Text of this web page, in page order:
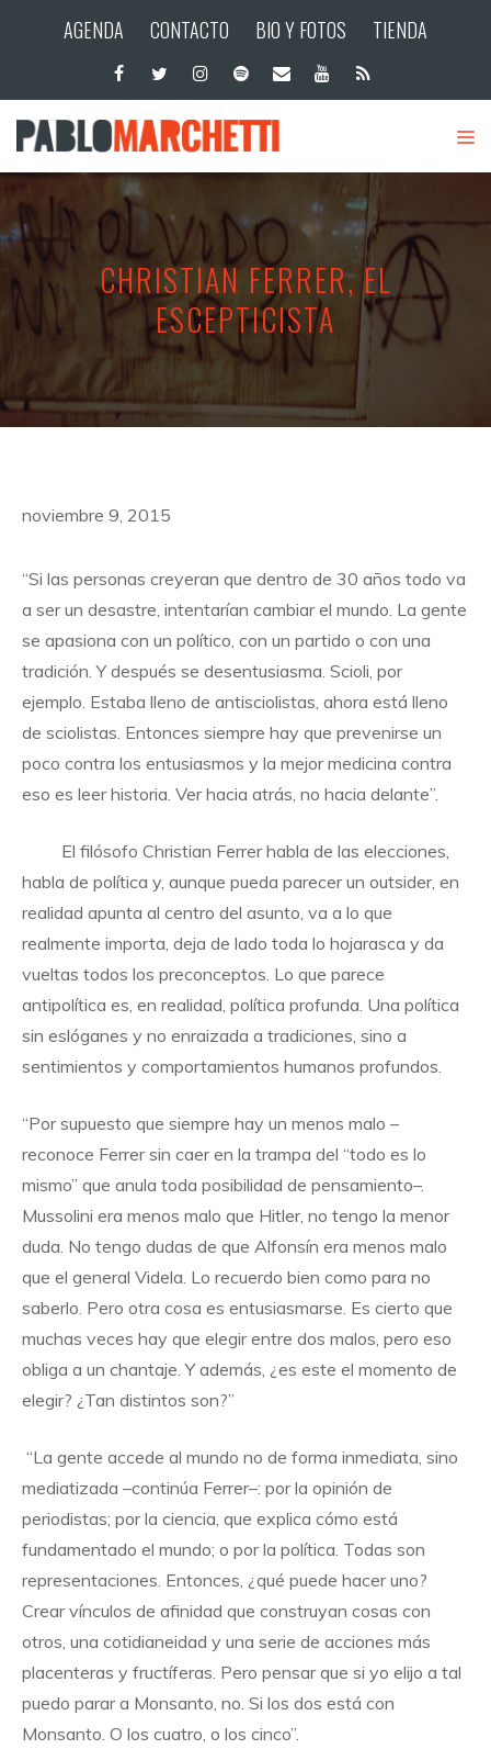
AGENDA CONTACTO BIO Y FOTOS TIENDA
CHRISTIAN FERRER, EL
ESCEPTICISTA
noviembre 9, 2015
“Si las personas creyeran que dentro de 30 años todo va
a ser un desastre, intentarían cambiar el mundo. La gente
se apasiona con un político, con un partido o con una
tradición. Y después se desentusiasma. Scioli, por
ejemplo. Estaba lleno de antisciolistas, ahora está lleno
de sciolistas. Entonces siempre hay que prevenirse un
poco contra los entusiasmos y la mejor medicina contra
eso es leer historia. Ver hacia atrás, no hacia delante”.
El filósofo Christian Ferrer habla de las elecciones,
habla de política y, aunque pueda parecer un outsider, en
realidad apunta al centro del asunto, va a lo que
realmente importa, deja de lado toda lo hojarasca y da
vueltas todos los preconceptos. Lo que parece
antipolítica es, en realidad, política profunda. Una política
sin eslóganes y no enraizada a tradiciones, sino a
sentimientos y comportamientos humanos profundos.
“Por supuesto que siempre hay un menos malo –
reconoce Ferrer sin caer en la trampa del “todo es lo
mismo” que anula toda posibilidad de pensamiento–.
Mussolini era menos malo que Hitler, no tengo la menor
duda. No tengo dudas de que Alfonsín era menos malo
que el general Videla. Lo recuerdo bien como para no
saberlo. Pero otra cosa es entusiasmarse. Es cierto que
muchas veces hay que elegir entre dos malos, pero eso
obliga a un chantaje. Y además, ¿es este el momento de
elegir? ¿Tan distintos son?”
“La gente accede al mundo no de forma inmediata, sino
mediatizada –continúa Ferrer–: por la opinión de
periodistas; por la ciencia, que explica cómo está
fundamentado el mundo; o por la política. Todas son
representaciones. Entonces, ¿qué puede hacer uno?
Crear vínculos de afinidad que construyan cosas con
otros, una cotidianeidad y una serie de acciones más
placenteras y fructíferas. Pero pensar que si yo elijo a tal
puedo parar a Monsanto, no. Si los dos está con
Monsanto. O los cuatro, o los cinco”.